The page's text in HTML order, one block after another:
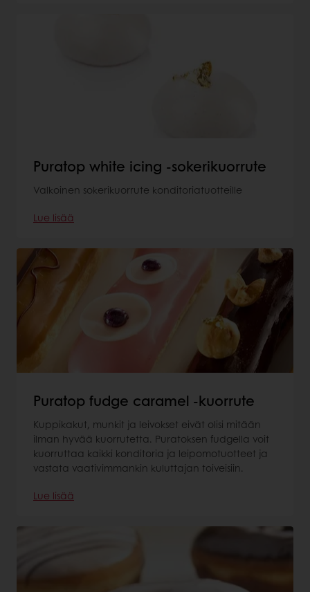
Puratop white icing -sokerikuorrute
Valkoinen sokerikuorrute konditoriatuotteille
Lue lisää
Puratop fudge caramel -kuorrute
Kuppikakut, munkit ja leivokset eivät olisi mitään
ilman hyvää kuorrutetta. Puratoksen fudgella voit
kuorruttaa kaikki konditoria ja leipomotuotteet ja
vastata vaativimmankin kuluttajan toiveisiin.
Lue lisää